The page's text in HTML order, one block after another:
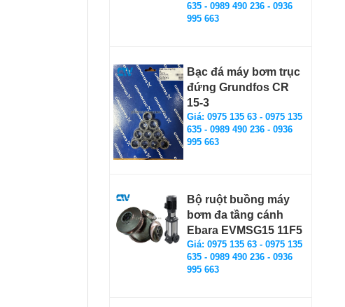
635 - 0989 490 236 - 0936
995 663
Bạc đá máy bơm trục
đứng Grundfos CR
15-3
Giá: 0975 135 63 - 0975 135
635 - 0989 490 236 - 0936
995 663
Bộ ruột buồng máy
bơm đa tầng cánh
Ebara EVMSG15 11F5
Giá: 0975 135 63 - 0975 135
635 - 0989 490 236 - 0936
995 663